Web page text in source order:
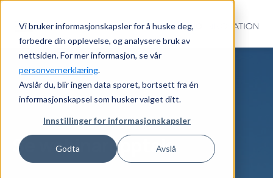
Vi bruker informasjonskapsler for å huske deg,
forbedre din opplevelse, og analysere bruk av
nettsiden. For mer informasjon, se vår
personvernerklæring.
Avslår du, blir ingen data sporet, bortsett fra én
informasjonskapsel som husker valget ditt.
Innstillinger for informasjonskapsler
Godta Avslå
Se webinaropptak